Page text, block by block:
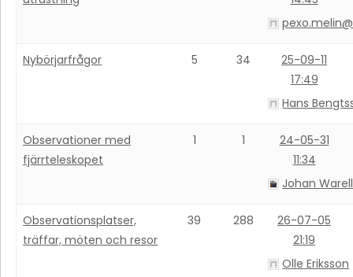
Nybörjarfrågor 5 34
25-09-11
17:49
Hans
Observationer med
fjärrteleskopet
1 1
24-05-31
11:34
Johan Warell
Observationsplatser,
träffar, möten och resor
39 288
26-07-05
21:19
Olle Eriksson